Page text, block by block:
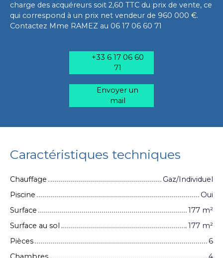
charge des acquéreurs soit 2,60 TTC du prix de vente, ce
qui correspond à un prix net vendeur de 960 000 €.
Contactez Mme RAMEZ au 06 17 06 60 71
+33 6 17 06 60
71
Envoyer un
mail
Caractéristiques techniques
Chauffage
Gaz/Individuel
Piscine
Oui
Surface
177 m²
Surface au sol
177 m²
Pièces
6